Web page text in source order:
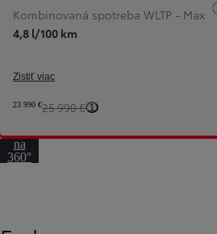
Kombinovaná spotreba WLTP - Max
4,8 l/100 km
Zistiť viac
23 990 €25 990 € 1
na
360°